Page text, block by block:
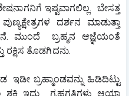
ಇಷ್ಟವಾಗಲಿಲ್ಲ.  ಬೇಸತ್ತ
ದರ್ಶನ ಮಾಡುತ್ತಾ
ಮುಂದೆ  ಬ್ರಹ್ಮನ ಆಜ್ಞೆಯಂತೆ
ರಕ್ಷಿಸ ತೊಡಗಿದನು.
ಶಕ್ತಿ ಇದ್ದು  ಗ್ರಹಗತಿಗಳು ಆಯಾ